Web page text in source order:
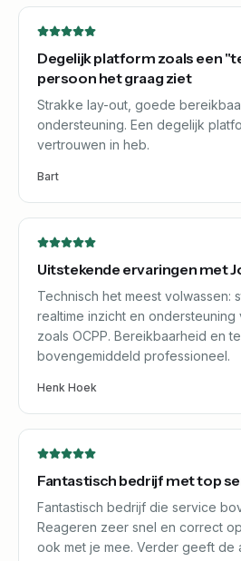
Degelijk platform zoals een
persoon het graag ziet
Strakke lay-out, goede
ondersteuning. Een degelijk
vertrouwen in heb.
Bart
Uitstekende ervaringen met
Technisch het meest volwassen:
realtime inzicht en ondersteuning
zoals OCPP. Bereikbaarheid en
bovengemiddeld professioneel.
Henk Hoek
Fantastisch bedrijf met top
Fantastisch bedrijf die service
Reageren zeer snel en correct
ook met je mee. Verder geeft de